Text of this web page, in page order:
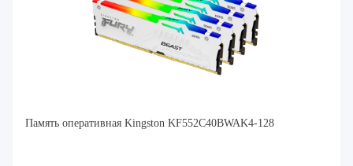
Память оперативная Kingston KF552C40BWAK4-128